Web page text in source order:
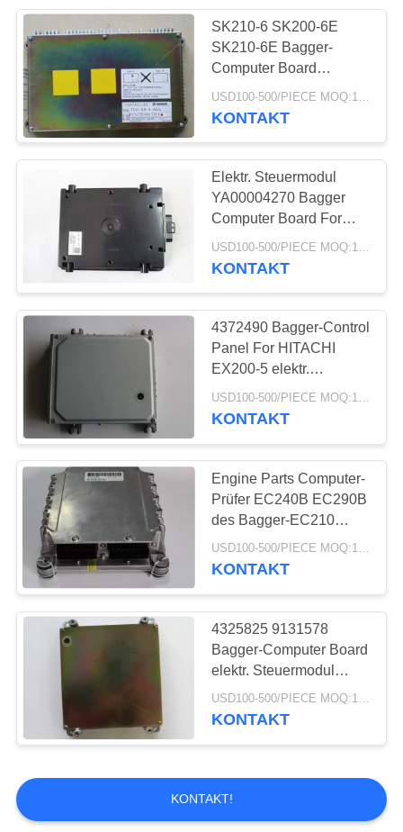
Bagger Control
Valve
23
Bagger Relief Valve
101
Bagger-Electric-
Teile
80
SK210-6 SK200-6E
SK210-6E Bagger-
Computer Board
YN22E00153F1 elektr.
Steuermodul Kontrolleur
KONTAKT
Elektr. Steuermodul
YA00004270 Bagger
Computer Board For
HITACHI ZX330LC-5G
ZX330-5G ZX350K-5G
KONTAKT
4372490 Bagger-Control
Panel For HITACHI
EX200-5 elektr.
Steuermodul Kontrolleur
Computer Board
USD100-500/PIECE MOQ:1-teilig
KONTAKT
Engine Parts Computer-
Prüfer EC240B EC290B
des Bagger-EC210
elektr. Steuermodul
60100000
USD100-500/PIECE MOQ:1-teilig
KONTAKT
4325825 9131578
Bagger-Computer Board
elektr. Steuermodul
Kontrolleur For EX100-3
EX120-3 EX300-2
USD100-500/PIECE MOQ:1-teilig
KONTAKT
KONTAKT!